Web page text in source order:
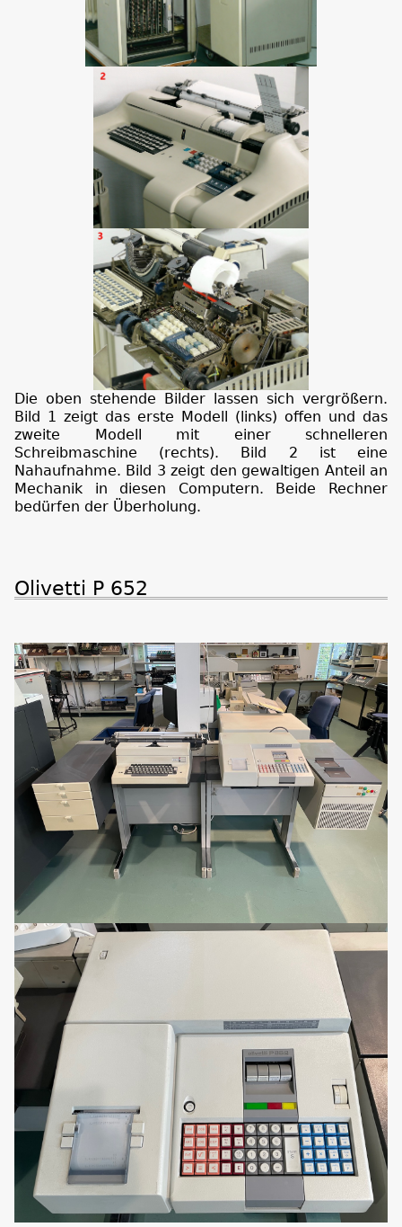
Die oben stehende Bilder lassen sich vergrößern.
Bild 1 zeigt das erste Modell (links) offen und das
zweite Modell mit einer schnelleren
Schreibmaschine (rechts). Bild 2 ist eine
Nahaufnahme. Bild 3 zeigt den gewaltigen Anteil an
Mechanik in diesen Computern. Beide Rechner
bedürfen der Überholung.
Olivetti P 652